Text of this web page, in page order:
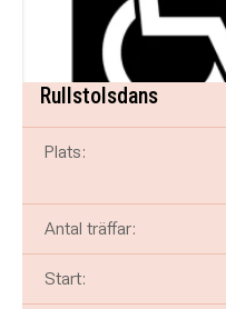
Rullstolsdans
Plats:
Antal träffar:
Start: